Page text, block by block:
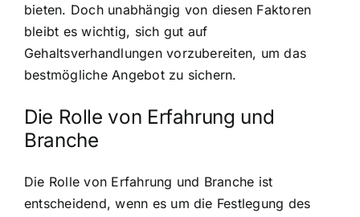
bieten. Doch unabhängig von diesen Faktoren
bleibt es wichtig, sich gut auf
Gehaltsverhandlungen vorzubereiten, um das
bestmögliche Angebot zu sichern.
Die Rolle von Erfahrung und
Branche
Die Rolle von Erfahrung und Branche ist
entscheidend, wenn es um die Festlegung des